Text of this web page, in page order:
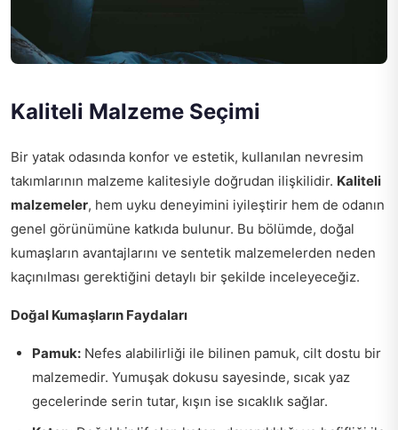
Kaliteli Malzeme Seçimi
Bir yatak odasında konfor ve estetik, kullanılan nevresim
takımlarının malzeme kalitesiyle doğrudan ilişkilidir. Kaliteli
malzemeler, hem uyku deneyimini iyileştirir hem de odanın
genel görünümüne katkıda bulunur. Bu bölümde, doğal
kumaşların avantajlarını ve sentetik malzemelerden neden
kaçınılması gerektiğini detaylı bir şekilde inceleyeceğiz.
Doğal Kumaşların Faydaları
Pamuk: Nefes alabilirliği ile bilinen pamuk, cilt dostu bir
malzemedir. Yumuşak dokusu sayesinde, sıcak yaz
gecelerinde serin tutar, kışın ise sıcaklık sağlar.